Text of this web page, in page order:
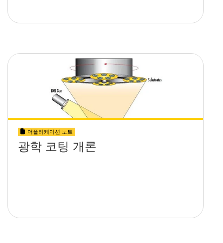
어플리케이션 노트
광학 코팅 개론